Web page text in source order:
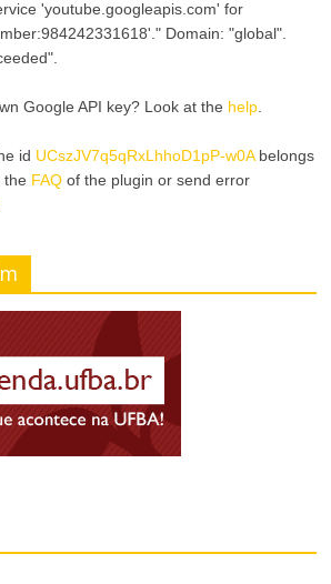
'youtube.googleapis.com' for
Domain: "global".
Google API key? Look at the help.
id UCszJV7q5qRxLhhoD1pP-w0Abelongs
the FAQ of the plugin or send error